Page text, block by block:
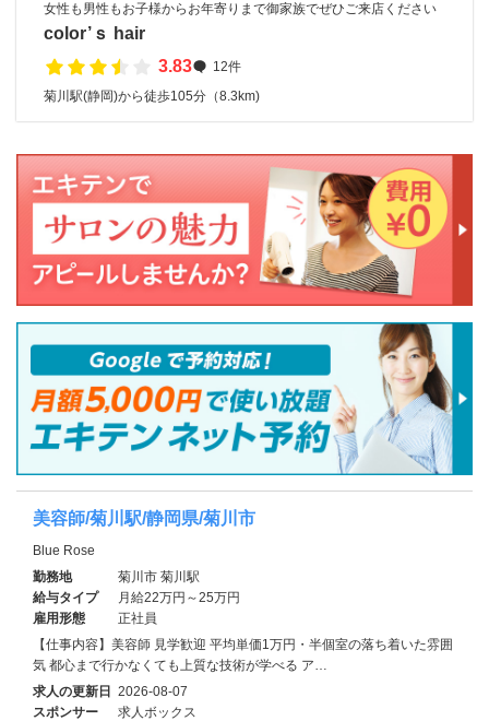
女性も男性もお子様からお年寄りまで御家族でぜひご来店ください
color’ｓ hair
3.83
12件
菊川駅(静岡)から徒歩105分（8.3km)
美容師/菊川駅/静岡県/菊川市
Blue Rose
勤務地
菊川市 菊川駅
給与タイプ
月給22万円～25万円
雇用形態
正社員
【仕事内容】美容師 見学歓迎 平均単価1万円・半個室の落ち着いた雰囲
気 都心まで行かなくても上質な技術が学べる ア…
求人の更新日 2026-08-07
スポンサー
求人ボックス